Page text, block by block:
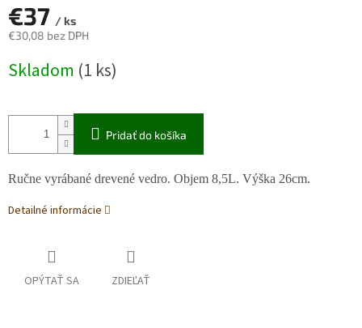
€37 / ks
€30,08 bez DPH
cena:
Skladom (1 ks)
Pridať do košíka
Ručne vyrábané drevené vedro. Objem 8,5L. Výška 26cm.
Detailné informácie
OPÝTAŤ SA ZDIEĽAŤ